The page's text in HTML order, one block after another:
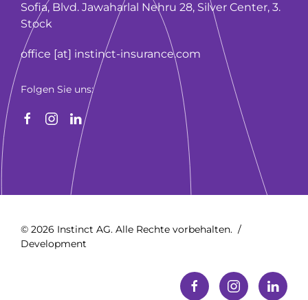
Sofia, Blvd. Jawaharlal Nehru 28, Silver Center, 3.
Stock
office [at] instinct-insurance.com
Folgen Sie uns:
© 2026 Instinct AG. Alle Rechte vorbehalten. /
Development